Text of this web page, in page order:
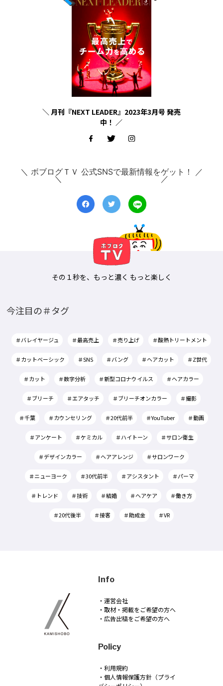
＼ 月刊『NEXT LEADER』2023年3月号 発売
中！ ／
＼ ボブログＴＶ 公式SNSで最新情報をゲット！ ／
その１秒を、もっと濃く もっと楽しく
今注目の＃タグ
＃バレイヤージュ ＃最高売上 ＃売り上げ ＃酸熱トリートメント
＃カットベーシック ＃SNS ＃バング ＃ヘアカット ＃Z世代
＃カット ＃数字分析 ＃新型コロナウイルス ＃ヘアカラー
＃ブリーチ ＃エアタッチ ＃ブリーチオンカラー ＃撮影
＃千葉 ＃カウンセリング ＃20代前半 ＃YouTuber ＃動画
＃アンケート ＃ケミカル ＃ハイトーン ＃サロン衛生
＃デザインカラー ＃ヘアアレンジ ＃サロンワーク
＃ニューヨーク ＃30代前半 ＃アシスタント ＃パーマ
＃トレンド ＃技術 ＃結婚 ＃ヘアケア ＃働き方
＃20代後半 ＃接客 ＃助成金 ＃VR
Info
・運営会社
・取材・掲載をご希望の方へ
・広告出稿をご希望の方へ
Policy
・利用規約
・個人情報保護方針（プライ